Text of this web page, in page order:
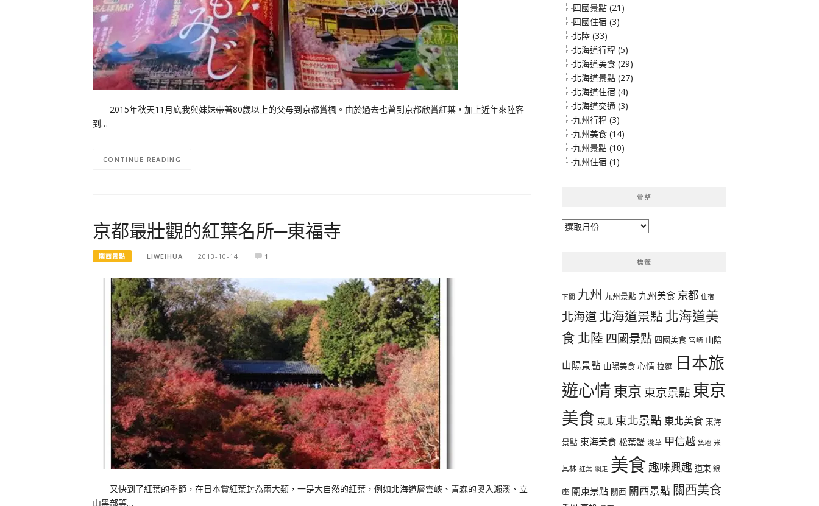
2015年秋天11月底我與妹妹帶著80歲以上的父母到京都賞楓。由於過去也曾到京都欣賞紅葉，加上近年來陸客
到…
CONTINUE READING
京都最壯觀的紅葉名所─東福寺
關西景點 LIWEIHUA 2013-10-14 1
又快到了紅葉的季節，在日本賞紅葉封為兩大類，一是大自然的紅葉，例如北海道層雲峽、青森的奧入瀨溪、立
山黑部等…
四國景點 (21)
四國住宿 (3)
北陸 (33)
北海道行程 (5)
北海道美食 (29)
北海道景點 (27)
北海道住宿 (4)
北海道交通 (3)
九州行程 (3)
九州美食 (14)
九州景點 (10)
九州住宿 (1)
彙整
彙
標籤
下關 九州 九州景點 九州美食 京都 住宿
北海道北海道景點 北海道美
食 北陸 四國景點 四國美食 宮崎 山陰
山陽景點 山陽美食 心情 拉麵 日本旅
遊心情東京 東京景點 東京
美食 東北 東北景點 東北美食 東海
景點 東海美食 松葉蟹 淺草 甲信越 築地 米
其林 紅葉 網走 美食趣味興趣 道東 銀
座 關東景點 關西 關西景點 關西美食